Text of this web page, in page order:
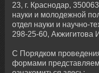
23, г. Краснодар,
науки и молодежной
отдел науки и научно-
298-25-60, Акжигитова
С Порядком
формами